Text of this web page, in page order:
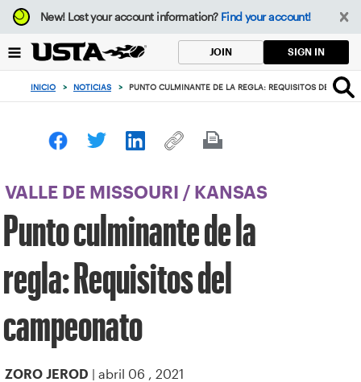
Enfoque
desde
botón
volver
principio
New!Lost your account information? Find your account!
JOIN SIGN IN
INICIO > NOTICIAS > PUNTO CULMINANTE DE LA REGLA: REQUISITOS DEL
VALLE DE MISSOURI / KANSAS
Punto culminante de la
regla: Requisitos del
campeonato
ZORO JEROD | abril 06 , 2021